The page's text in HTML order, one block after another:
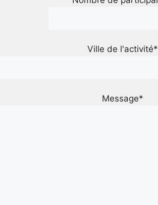
Ville de l'activité*
Message*